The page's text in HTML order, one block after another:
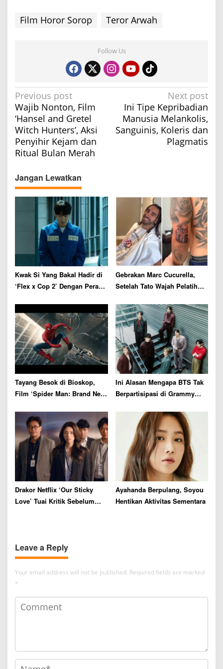
Film Horor Sorop Teror Arwah
Follow Us
P
o
s
t
n
v
i
i
o
n
Previous post
Wajib Nonton, Film
‘Hansel and Gretel
Witch Hunters’, Aksi
Penyihir Kejam dan
Ritual Bulan Merah
Next post
Ini Tipe Kepribadian
Manusia Melankolis,
Sanguinis, Koleris dan
Plagmatis
Jangan Lewatkan
Kwak Si Yang Bakal Hadir di
‘Flex x Cop 2’ Dengan Peran
Gebrakan Marc Cucurella,
Setelah Tato Wajah Pelatih
Rambut
Tayang Besok di Bioskop,
Film ‘Spider Man: Brand New
Office
Ini Alasan Mengapa BTS Tak
Berpartisipasi di Grammy
Drakor Netflix ‘Our Sticky
Love’ Tuai Kritik Sebelum
Ayahanda Berpulang, Soyou
Hentikan Aktivitas Sementara
Leave a Reply
Your email address will not be published. Required fields are marked
*